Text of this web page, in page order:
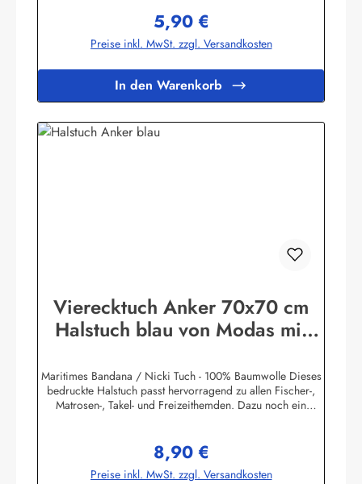
Bekleidungswerk GmbHHeglitzer Str. 1226409
Wittmundinfo@modas-bekleidung.de
Regulärer Preis:
5,90 €
Preise inkl. MwSt. zzgl. Versandkosten
In den Warenkorb
Vierecktuch Anker 70x70 cm
Halstuch blau von Modas mit
Maritimes Bandana / Nicki Tuch - 100% Baumwolle Dieses
bedruckte Halstuch passt hervorragend zu allen Fischer-,
Matrosen-, Takel- und Freizeithemden. Dazu noch ein
Bekleidungswerk GmbHHeglitzer Str. 1226409
Wittmundinfo@modas-bekleidung.de
Regulärer Preis:
8,90 €
Preise inkl. MwSt. zzgl. Versandkosten